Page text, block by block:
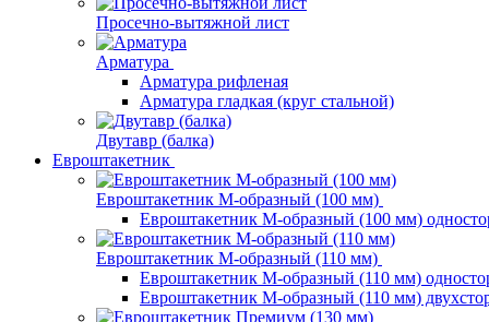
Просечно-вытяжной лист
Арматура
Арматура рифленая
Арматура гладкая (круг стальной)
Двутавр (балка)
Евроштакетник
Евроштакетник М-образный (100 мм)
Евроштакетник М-образный (100 мм)
Евроштакетник М-образный (110 мм)
Евроштакетник М-образный (110 мм)
Евроштакетник М-образный (110 мм)